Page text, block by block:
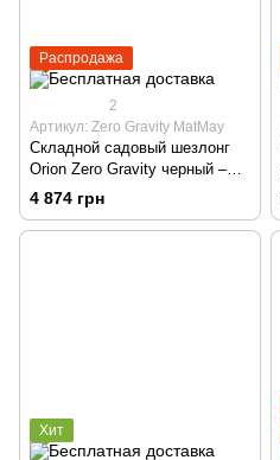
Распродажа
2
Артикул: Zero Gravity MatMay
Складной садовый шезлонг
Orion Zero Gravity черный –
кресло для сада, террасы,
пляжа и кемпинга
4 874 грн
Хит